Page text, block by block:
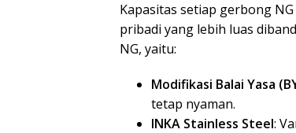
Kapasitas setiap gerbong
pribadi yang lebih luas
NG, yaitu:
Modifikasi Balai Yasa
tetap nyaman.
INKA Stainless Steel: